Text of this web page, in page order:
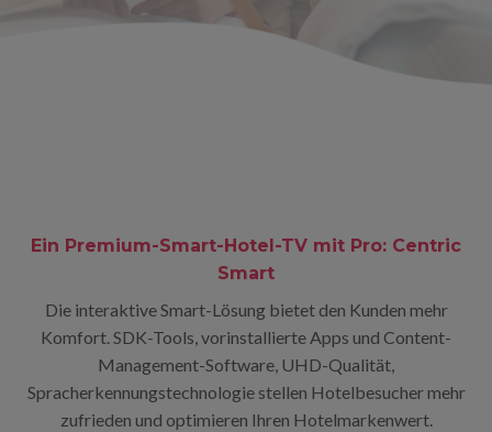
Ein Premium-Smart-Hotel-TV mit Pro: Centric
Smart
Die interaktive Smart-Lösung bietet den Kunden mehr
Komfort. SDK-Tools, vorinstallierte Apps und Content-
Management-Software, UHD-Qualität,
Spracherkennungstechnologie stellen Hotelbesucher mehr
zufrieden und optimieren Ihren Hotelmarkenwert.